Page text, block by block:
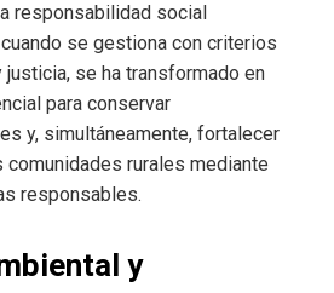
responsabilidad social
se gestiona con criterios
se ha transformado en
para conservar
y, simultáneamente, fortalecer
comunidades rurales mediante
responsables.
y